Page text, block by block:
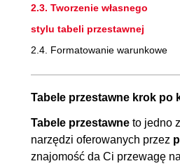
2.3. Tworzenie własnego
stylu tabeli przestawnej
2.4. Formatowanie warunkowe
3. Praca z tabelami
3.1. Sumy końcowe i częściowe
3.2. Grupowanie dat
3.3. Grupowanie liczb
Tabele przestawne krok po
Tabele przestawne to jedno
narzędzi oferowanych przez
znajomość da Ci przewagę